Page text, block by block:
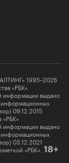
1995–2026
«РБК»
информации выдано
09.12.2015
информации выдано
03.12.2021
«РБК». 18+